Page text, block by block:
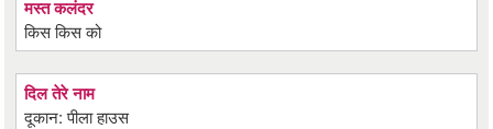
मस्त कलंदर
किस किस को
दिल तेरे नाम
दूकान: पीला हाउस